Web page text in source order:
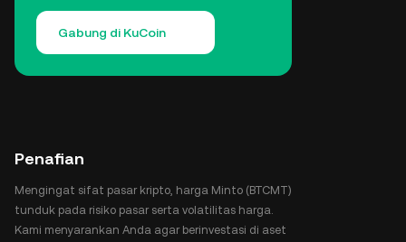
Gabung di KuCoin
Penafian
Mengingat sifat pasar kripto, harga Minto (BTCMT)
tunduk pada risiko pasar serta volatilitas harga.
Kami menyarankan Anda agar berinvestasi di aset